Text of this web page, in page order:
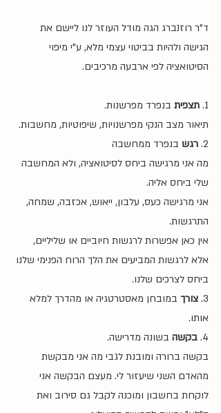
ד"ר רוזנברג הגה מודל העוזר לנו ליישם את
הגישה ולהיות בביטוי עצמי מלא, ע"י מיפוי
הסיטואציה לפי ארבעה מרכיבים.
1. תצפית בנפרד מפרשנות.
תיאור מצב הנקי מפרשנויות, שיפוטיות, מחשבות.
2. רגש בנפרד ממחשבה
מה אני מרגישה ביחס לסיטואציה, ולא המחשבה
שלי ביחס אליה.
אני מרגישה כעס, עלבון, ייאוש, אכזבה, שמחה,
התרגשות.
אין כאן אפשרות לרגשות חיוביים או שליליים,
אלא לרגשות המביעים את הלך הרוח הפנימי שלנו
ביחס לצרכים שלנו.
3. צורך במובחן מאסטרטגיה או מהדרך למלא
אותו.
4. בקשה בשונה מדרישה.
בקשה ברורה ומובנת לגבי מה אני מבקשת
מהאדם השני שיעזור לי. מעצם הבקשה אני
לוקחת בחשבון ומוכנה לקבל גם סירוב ואת